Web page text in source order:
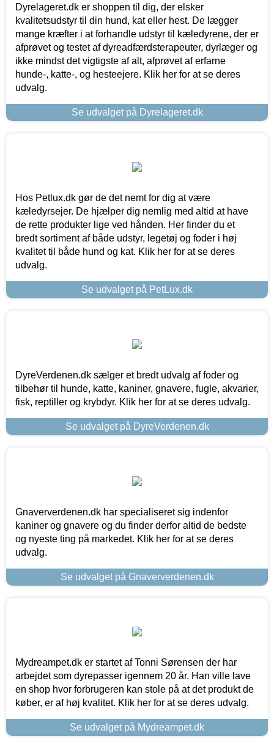
Dyrelageret.dk er shoppen til dig, der elsker
kvalitetsudstyr til din hund, kat eller hest. De lægger
mange kræfter i at forhandle udstyr til kæledyrene, der er
afprøvet og testet af dyreadfærdsterapeuter, dyrlæger og
ikke mindst det vigtigste af alt, afprøvet af erfarne
hunde-, katte-, og hesteejere. Klik her for at se deres
udvalg.
Se udvalget på Dyrelageret.dk
Hos Petlux.dk gør de det nemt for dig at være
kæledyrsejer. De hjælper dig nemlig med altid at have
de rette produkter lige ved hånden. Her finder du et
bredt sortiment af både udstyr, legetøj og foder i høj
kvalitet til både hund og kat. Klik her for at se deres
udvalg.
Se udvalget på PetLux.dk
DyreVerdenen.dk sælger et bredt udvalg af foder og
tilbehør til hunde, katte, kaniner, gnavere, fugle, akvarier,
fisk, reptiller og krybdyr. Klik her for at se deres udvalg.
Se udvalget på DyreVerdenen.dk
Gnaververdenen.dk har specialiseret sig indenfor
kaniner og gnavere og du finder derfor altid de bedste
og nyeste ting på markedet. Klik her for at se deres
udvalg.
Se udvalget på Gnaververdenen.dk
Mydreampet.dk er startet af Tonni Sørensen der har
arbejdet som dyrepasser igennem 20 år. Han ville lave
en shop hvor forbrugeren kan stole på at det produkt de
køber, er af høj kvalitet. Klik her for at se deres udvalg.
Se udvalget på Mydreampet.dk